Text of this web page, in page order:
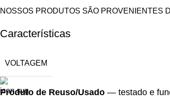
NOSSOS PRODUTOS SÃO PROVENIENTES
Características
VOLTAGEM
Produto de Reuso/Usado — testado e